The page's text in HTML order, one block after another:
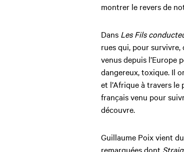
montrer le revers de
Dans Les Fils
rues qui, pour survivre,
venus depuis l’Europe
dangereux, toxique. Il
et l’Afrique à travers
français venu pour
découvre.
Guillaume Poix vient
remarquées dont